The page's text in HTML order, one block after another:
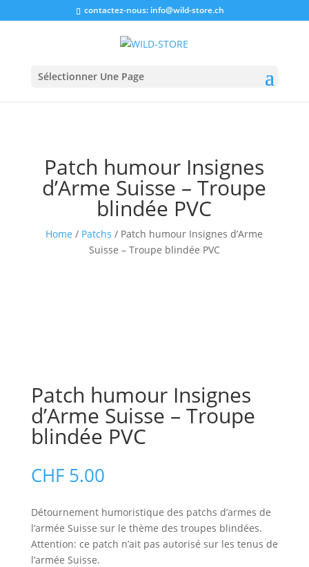
contactez-nous: info@wild-store.ch
Sélectionner Une Page
Patch humour Insignes
d’Arme Suisse – Troupe
blindée PVC
Home / Patchs / Patch humour Insignes d’Arme
Suisse – Troupe blindée PVC
Patch humour Insignes
d’Arme Suisse – Troupe
blindée PVC
CHF5.00
Détournement humoristique des patchs d’armes de
l’armée Suisse sur le thème des troupes blindées.
Attention: ce patch n’ait pas autorisé sur les tenus de
l’armée Suisse.